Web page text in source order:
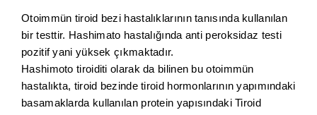
Otoimmün tiroid bezi hastalıklarının tanısında kullanılan
bir testtir. Hashimato hastalığında anti peroksidaz testi
pozitif yani yüksek çıkmaktadır.
Hashimoto tiroiditi olarak da bilinen bu otoimmün
hastalıkta, tiroid bezinde tiroid hormonlarının yapımındaki
basamaklarda kullanılan protein yapısındaki Tiroid